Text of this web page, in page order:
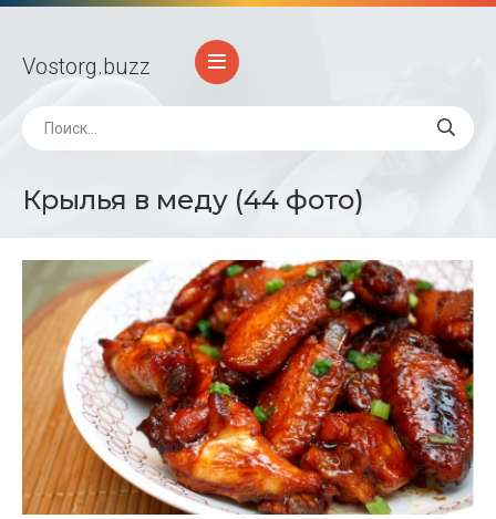
Vostorg.buzz
Крылья в меду (44 фото)